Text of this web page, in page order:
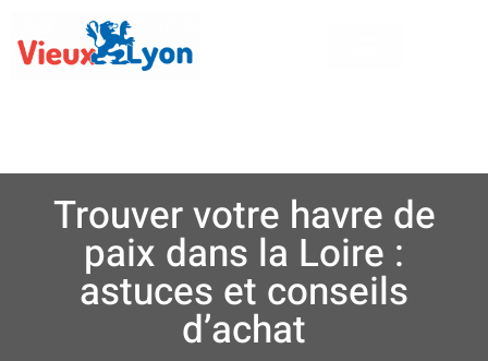
Trouver votre havre de
paix dans la Loire :
astuces et conseils
d’achat